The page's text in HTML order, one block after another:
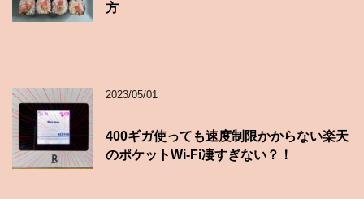
方
2023/05/01
400ギガ使っても速度制限かからない楽天
のポケットWi-Fi凄すぎない？！